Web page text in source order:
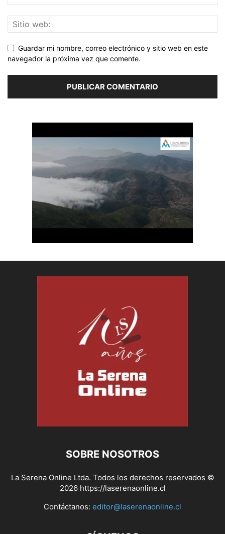
Guardar mi nombre, correo electrónico y sitio web en este
navegador la próxima vez que comente.
SOBRE NOSOTROS
La Serena Online Ltda. Todos los derechos reservados ©
2026 https://laserenaonline.cl
Contáctanos: editor@laserenaonline.cl